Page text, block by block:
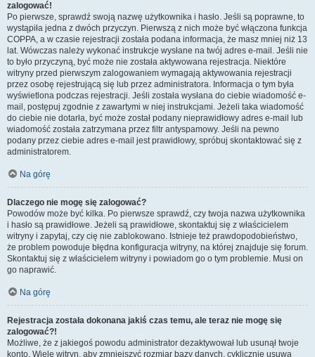
zalogować!
Po pierwsze, sprawdź swoją nazwę użytkownika i hasło. Jeśli są poprawne, to
wystąpiła jedna z dwóch przyczyn. Pierwszą z nich może być włączona funkcja
COPPA, a w czasie rejestracji została podana informacja, że masz mniej niż 13
lat. Wówczas należy wykonać instrukcje wysłane na twój adres e-mail. Jeśli nie
to było przyczyną, być może nie została aktywowana rejestracja. Niektóre
witryny przed pierwszym zalogowaniem wymagają aktywowania rejestracji
przez osobę rejestrującą się lub przez administratora. Informacja o tym była
wyświetlona podczas rejestracji. Jeśli została wysłana do ciebie wiadomość e-
mail, postępuj zgodnie z zawartymi w niej instrukcjami. Jeżeli taka wiadomość
do ciebie nie dotarła, być może został podany nieprawidłowy adres e-mail lub
wiadomość została zatrzymana przez filtr antyspamowy. Jeśli na pewno
podany przez ciebie adres e-mail jest prawidłowy, spróbuj skontaktować się z
administratorem.
Na górę
Dlaczego nie mogę się zalogować?
Powodów może być kilka. Po pierwsze sprawdź, czy twoja nazwa użytkownika
i hasło są prawidłowe. Jeżeli są prawidłowe, skontaktuj się z właścicielem
witryny i zapytaj, czy cię nie zablokowano. Istnieje też prawdopodobieństwo,
że problem powoduje błędna konfiguracja witryny, na której znajduje się forum.
Skontaktuj się z właścicielem witryny i powiadom go o tym problemie. Musi on
go naprawić.
Na górę
Rejestracja została dokonana jakiś czas temu, ale teraz nie mogę się
zalogować?!
Możliwe, że z jakiegoś powodu administrator dezaktywował lub usunął twoje
konto. Wiele witryn, aby zmniejszyć rozmiar bazy danych, cyklicznie usuwa